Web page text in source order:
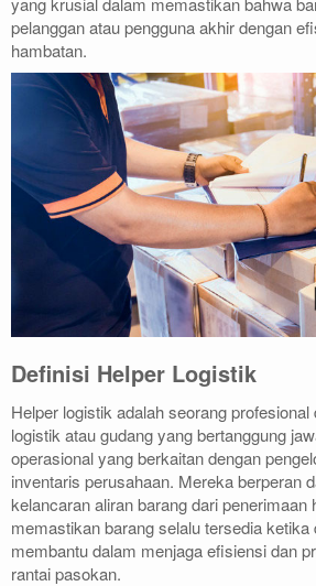
pelanggan atau pengguna akhir dengan
hambatan.
Definisi Helper Logistik
Helper logistik adalah seorang
logistik atau gudang yang bertanggung
operasional yang berkaitan dengan
inventaris perusahaan. Mereka berperan
kelancaran aliran barang dari penerimaan
memastikan barang selalu tersedia ketika
membantu dalam menjaga efisiensi dan
rantai pasokan.